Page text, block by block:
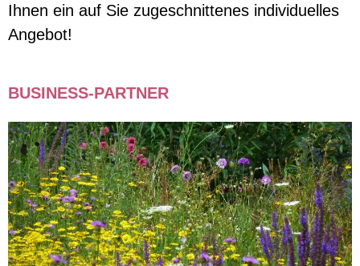
Ihnen ein auf Sie zugeschnittenes individuelles
Angebot!
BUSINESS-PARTNER